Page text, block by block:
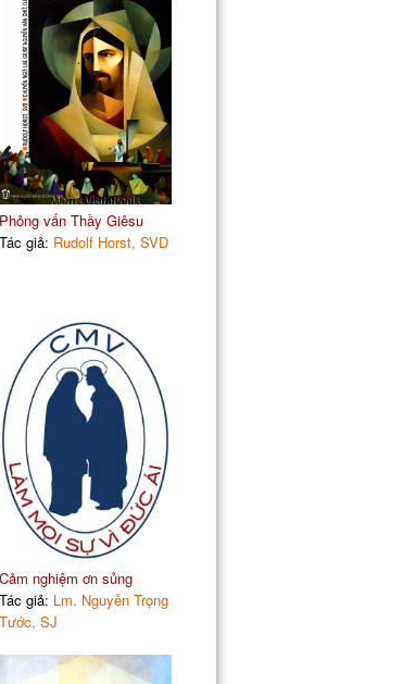
Phỏng vấn Thầy Giêsu
Tác giả: Rudolf Horst, SVD
Cảm nghiệm ơn sủng
Tác giả: Lm. Nguyễn Trọng
Tước, SJ